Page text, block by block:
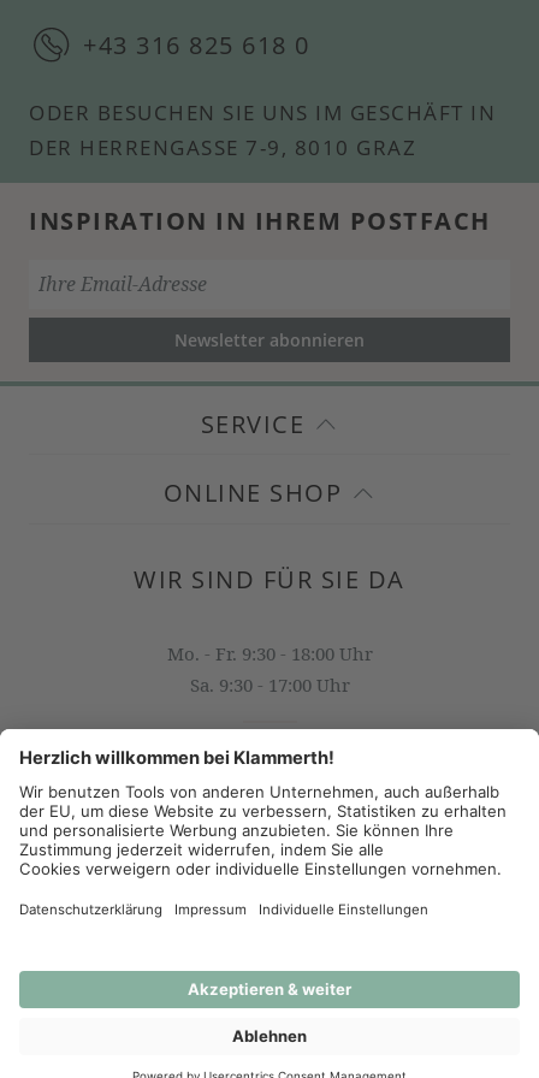
+43 316 825 618 0
ODER BESUCHEN SIE UNS IM GESCHÄFT IN
DER HERRENGASSE 7-9, 8010 GRAZ
INSPIRATION IN IHREM POSTFACH
Newsletter abonnieren
SERVICE
ONLINE SHOP
WIR SIND FÜR SIE DA
Mo. - Fr. 9:30 - 18:00 Uhr
Sa. 9:30 - 17:00 Uhr
OFFICE@KLAMMERTH.AT
+43 316 825 618 0
(c) 2026 - J.K. Klammerth, Josef Hahns Erben KG
AGB
Datenschutz Impressum